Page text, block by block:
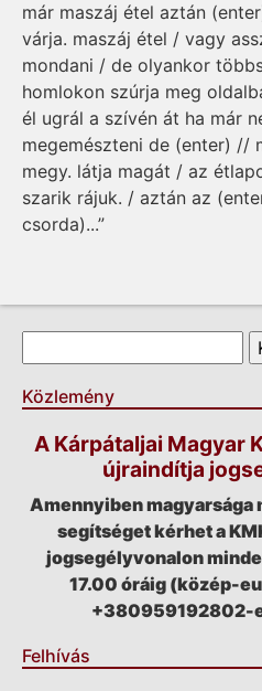
már maszáj étel aztán
várja. maszáj étel / vagy
mondani / de olyankor
homlokon szúrja meg
él ugrál a szívén át ha már
megemészteni de (enter) //
megy. látja magát / az
szarik rájuk. / aztán az
csorda)...”
Keresés űrlap
Közlemény
A Kárpátaljai Magyar
újraindítja
Amennyiben magyarsága
segítséget kérhet a
jogsegélyvonalon
17.00 óráig (közép-
+380959192802-
Felhívás